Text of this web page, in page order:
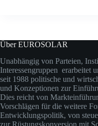
Über EUROSOLAR
Unabhängig von Parteien,
Interessengruppen erarbeitet
seit 1988 politische und
und Konzeptionen zur
Dies reicht von
Vorschlägen für die weitere
Entwicklungspolitik, von
zur Rüstungskonversion mit